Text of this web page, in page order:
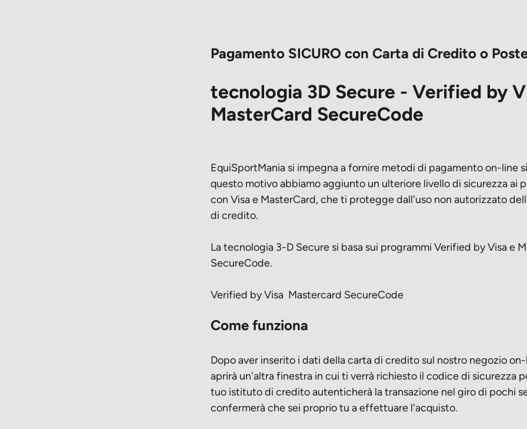
Pagamento SICURO con Carta di Credito o
tecnologia 3D Secure - Verified by
MasterCard SecureCode
EquiSportMania si impegna a fornire metodi di pagamento on-line
questo motivo abbiamo aggiunto un ulteriore livello di sicurezza ai
con Visa e MasterCard, che ti protegge dall'uso non autorizzato
di credito.
La tecnologia 3-D Secure si basa sui programmi Verified by Visa e
SecureCode.
Verified by Visa Mastercard SecureCode
Come funziona
Dopo aver inserito i dati della carta di credito sul nostro negozio on-
aprirà un'altra finestra in cui ti verrà richiesto il codice di sicurezza
tuo istituto di credito autenticherà la transazione nel giro di pochi
confermerà che sei proprio tu a effettuare l'acquisto.